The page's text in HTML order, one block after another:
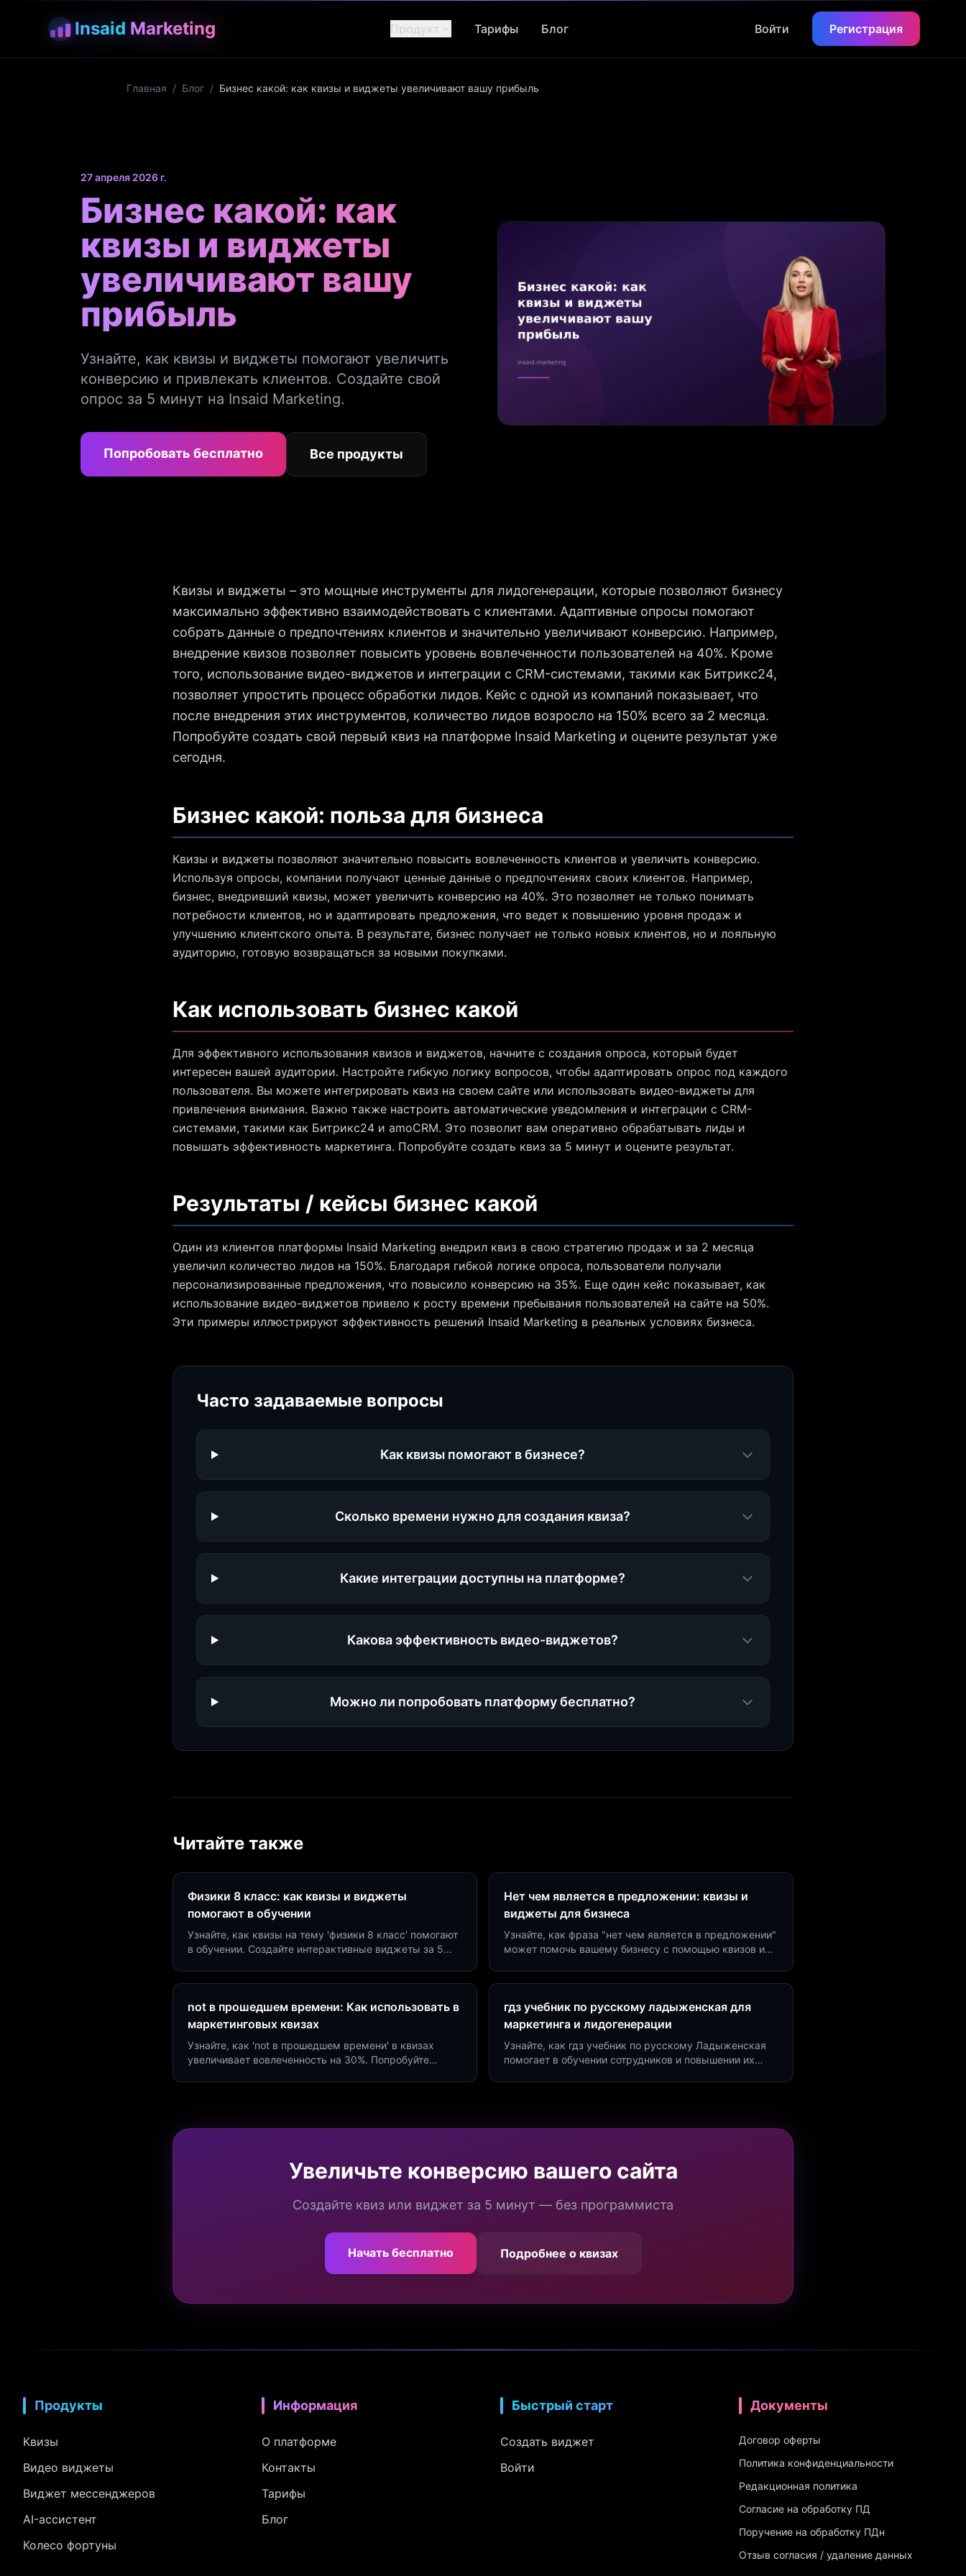
Insaid Marketing Продукт Тарифы Блог Войти Регистрация
Главная / Блог / Бизнес какой: как квизы и виджеты увеличивают вашу прибыль
27 апреля 2026 г.
Бизнес какой: как
квизы и виджеты
увеличивают вашу
прибыль
Узнайте, как квизы и виджеты помогают увеличить
конверсию и привлекать клиентов. Создайте свой
опрос за 5 минут на Insaid Marketing.
Попробовать бесплатно Все продукты
Квизы и виджеты – это мощные инструменты для лидогенерации, которые позволяют бизнесу
максимально эффективно взаимодействовать с клиентами. Адаптивные опросы помогают
собрать данные о предпочтениях клиентов и значительно увеличивают конверсию. Например,
внедрение квизов позволяет повысить уровень вовлеченности пользователей на 40%. Кроме
того, использование видео-виджетов и интеграции с CRM-системами, такими как Битрикс24,
позволяет упростить процесс обработки лидов. Кейс с одной из компаний показывает, что
после внедрения этих инструментов, количество лидов возросло на 150% всего за 2 месяца.
Попробуйте создать свой первый квиз на платформе Insaid Marketing и оцените результат уже
сегодня.
Бизнес какой: польза для бизнеса
Квизы и виджеты позволяют значительно повысить вовлеченность клиентов и увеличить конверсию.
Используя опросы, компании получают ценные данные о предпочтениях своих клиентов. Например,
бизнес, внедривший квизы, может увеличить конверсию на 40%. Это позволяет не только понимать
потребности клиентов, но и адаптировать предложения, что ведет к повышению уровня продаж и
улучшению клиентского опыта. В результате, бизнес получает не только новых клиентов, но и лояльную
аудиторию, готовую возвращаться за новыми покупками.
Как использовать бизнес какой
Для эффективного использования квизов и виджетов, начните с создания опроса, который будет
интересен вашей аудитории. Настройте гибкую логику вопросов, чтобы адаптировать опрос под каждого
пользователя. Вы можете интегрировать квиз на своем сайте или использовать видео-виджеты для
привлечения внимания. Важно также настроить автоматические уведомления и интеграции с CRM-
системами, такими как Битрикс24 и amoCRM. Это позволит вам оперативно обрабатывать лиды и
повышать эффективность маркетинга. Попробуйте создать квиз за 5 минут и оцените результат.
Результаты / кейсы бизнес какой
Один из клиентов платформы Insaid Marketing внедрил квиз в свою стратегию продаж и за 2 месяца
увеличил количество лидов на 150%. Благодаря гибкой логике опроса, пользователи получали
персонализированные предложения, что повысило конверсию на 35%. Еще один кейс показывает, как
использование видео-виджетов привело к росту времени пребывания пользователей на сайте на 50%.
Эти примеры иллюстрируют эффективность решений Insaid Marketing в реальных условиях бизнеса.
Часто задаваемые вопросы
Как квизы помогают в бизнесе?
Сколько времени нужно для создания квиза?
Какие интеграции доступны на платформе?
Какова эффективность видео-виджетов?
Можно ли попробовать платформу бесплатно?
Читайте также
Физики 8 класс: как квизы и виджеты
помогают в обучении
Узнайте, как квизы на тему 'физики 8 класс' помогают
в обучении. Создайте интерактивные виджеты за 5
Нет чем является в предложении: квизы и
виджеты для бизнеса
Узнайте, как фраза "нет чем является в предложении"
может помочь вашему бизнесу с помощью квизов и
not в прошедшем времени: Как использовать в
маркетинговых квизах
Узнайте, как 'not в прошедшем времени' в квизах
увеличивает вовлеченность на 30%. Попробуйте
гдз учебник по русскому ладыженская для
маркетинга и лидогенерации
Узнайте, как гдз учебник по русскому Ладыженская
помогает в обучении сотрудников и повышении их
Увеличьте конверсию вашего сайта
Создайте квиз или виджет за 5 минут — без программиста
Начать бесплатно Подробнее о квизах
Продукты
Квизы
Видео виджеты
Виджет мессенджеров
AI-ассистент
Колесо фортуны
Информация
О платформе
Контакты
Тарифы
Блог
Быстрый старт
Создать виджет
Войти
Документы
Договор оферты
Политика конфиденциальности
Редакционная политика
Согласие на обработку ПД
Поручение на обработку ПДн
Отзыв согласия / удаление данных